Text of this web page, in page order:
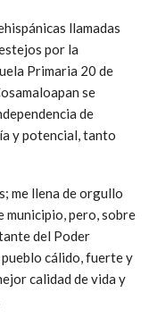
llamadas
por la
Primaria 20 de
se
de
y potencial, tanto
me llena de orgullo
municipio, pero, sobre
del Poder
cálido, fuerte y
calidad de vida y